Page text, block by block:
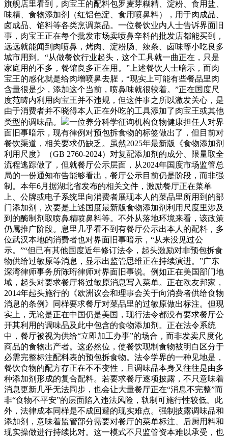
旗舰店里看到，肉宝王的配料包罗麦芽糊精、淀粉、食用盐、
味精、食物添加剂（红铝色淀、食用喷鼻料），用于肉成品、
卤成品、馅料等各类烹调菜品。一位餐饮业内人士告诉界面旧
事，肉宝王正在每个批发市场卖喷鼻辛料的批发店都能买到，
远远就能闻到肉喷鼻，烤肉、淀粉肠、辣条、卤味等小吃良多
城市用到。“从做餐饮行业起头，这个工具就一曲正在，只是
家庭用的不多，餐馆良多正在用。”上述餐饮人士暗示，而肉
宝王的感化就是给肉增喷鼻去腥，“现实上可能有些餐品里肉
含量很是少，添加这个当前，喷鼻味就很较着。”正在国度尺
度范畴内利用肉宝王并不违规，但这件事之所以激发关心，是
由于消费者并不晓得本人正在外吃的工具添加了肉宝王或其他
类型的调味品。
一位养分科学征询机构食物健康担任人对界
面旧事暗示，现有律例对预包拆食物的标签做出了，但目前对
餐饮渠道，相关要求仍缺乏。虽然2025年最新版《食物添加剂
利用尺度》（GB 2760-2024）对复配添加剂的成分、限量取全
流程逃踪做了，但就餐厅公示层面，从2024年国度市场监管总
局的一份通知布告能够看出，餐厅公示目前仍是阶段，而非强
制。本年6月据湖北省发布的相关文件，激励餐厅正在菜单
上、公牌或电子系统里向消费者展现本人的菜品里所用到的部
门添加剂，次要是上述国度最新版食物添加剂利用尺度里涉及
到的酶制剂取喷鼻精喷鼻料等。不外从落地环境来看，该政策
仍属推广阶段。息里几乎看不到有餐厅公示出本人的配料，多
位武汉本地的消费者也对界面旧事暗示，“从来没见过公
示。”“但已有其他国度近年修订法令，起头激励对非预包拆食
物供给过敏原等消息，显示出监管思维正在持续演进。”广东
深湾律师事务所陈珩律师对界面旧事说。例如正在美国部门地
域，起头对要求餐厅将过敏原消息写入菜单。正在欧友邦家，
2014年起头施行的《欧洲议会和理事会关于向消费者供给食物
消息的条例》同样要求餐厅对菜品里的过敏原做出标注。但现
实上，无论是正在中国仍是美国，现行法令都没有要求餐厅公
开其利用的调味品及此中包含的食物添加剂。正在法令系统
中，餐厅被视为供给“立即加工办事”的场合，而非发卖尺度化
商品的食物出产者。这必然位，使餐饮现制食物被明白区分于
必需完整标注配料表的预包拆食物。法令学界的一种见地是，
餐饮食物的配方存正在不不变性，且调味品本身又往往是由多
种添加剂形成的复合配料。若要求餐厅逐项披露，不只意味着
消息更新几乎无法同步，也会让大量餐厅正在“消息不完整”而
非“食物不平安”的层面陷入违法风险，轨制可施行性较低。此
外，法律成本同样是不成回避的现实难点。强制披露调味品和
添加剂，意味着监管部分需要对餐厅的菜单标注、后厨用料和
现实操做进行持续比对。这一模式不只监管资本难以承受，也